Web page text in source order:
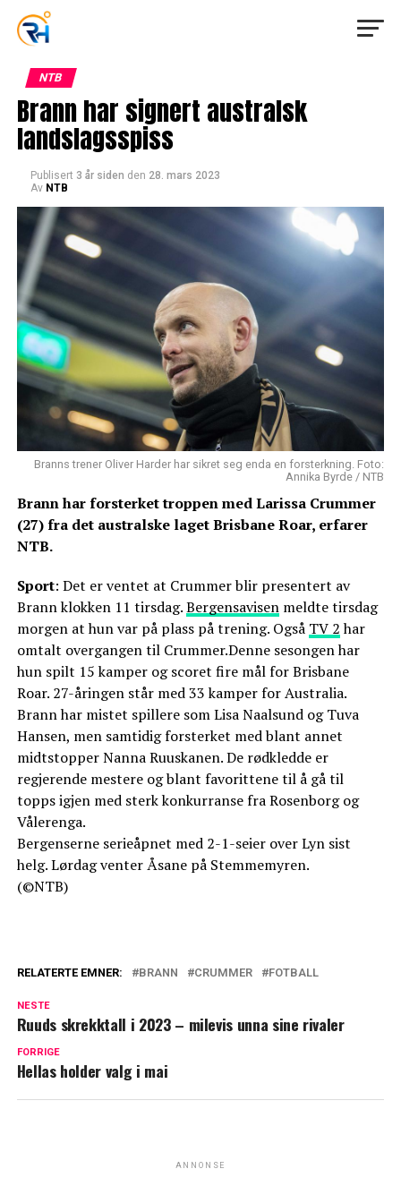
NTB
Brann har signert australsk
landslagsspiss
Publisert 3 år siden den 28. mars 2023
Av NTB
Branns trener Oliver Harder har sikret seg enda en forsterkning. Foto:
Annika Byrde / NTB
Brann har forsterket troppen med Larissa Crummer
(27) fra det australske laget Brisbane Roar, erfarer
NTB.
Sport: Det er ventet at Crummer blir presentert av
Brann klokken 11 tirsdag.Bergensavisenmeldte tirsdag
morgen at hun var på plass på trening. Også TV 2har
omtalt overgangen til Crummer.Denne sesongen har
hun spilt 15 kamper og scoret fire mål for Brisbane
Roar. 27-åringen står med 33 kamper for Australia.
Brann har mistet spillere som Lisa Naalsund og Tuva
Hansen, men samtidig forsterket med blant annet
midtstopper Nanna Ruuskanen. De rødkledde er
regjerende mestere og blant favorittene til å gå til
topps igjen med sterk konkurranse fra Rosenborg og
Vålerenga.
Bergenserne serieåpnet med 2-1-seier over Lyn sist
helg. Lørdag venter Åsane på Stemmemyren.
(©NTB)
RELATERTE EMNER: BRANN CRUMMER FOTBALL
NESTE
Ruuds skrekktall i 2023 – milevis unna sine rivaler
FORRIGE
Hellas holder valg i mai
ANNONSE